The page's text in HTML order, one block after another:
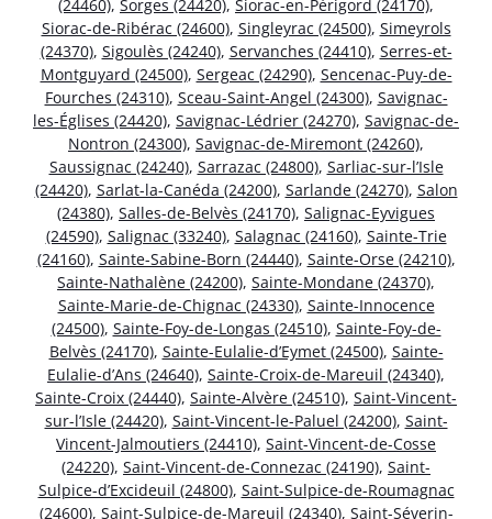
(24460), Sorges (24420), Siorac-en-Périgord (24170),
Siorac-de-Ribérac (24600), Singleyrac (24500), Simeyrols
(24370), Sigoulès (24240), Servanches (24410), Serres-et-
Montguyard (24500), Sergeac (24290), Sencenac-Puy-de-
Fourches (24310), Sceau-Saint-Angel (24300), Savignac-
les-Églises (24420), Savignac-Lédrier (24270), Savignac-de-
Nontron (24300), Savignac-de-Miremont (24260),
Saussignac (24240), Sarrazac (24800), Sarliac-sur-l’Isle
(24420), Sarlat-la-Canéda (24200), Sarlande (24270), Salon
(24380), Salles-de-Belvès (24170), Salignac-Eyvigues
(24590), Salignac (33240), Salagnac (24160), Sainte-Trie
(24160), Sainte-Sabine-Born (24440), Sainte-Orse (24210),
Sainte-Nathalène (24200), Sainte-Mondane (24370),
Sainte-Marie-de-Chignac (24330), Sainte-Innocence
(24500), Sainte-Foy-de-Longas (24510), Sainte-Foy-de-
Belvès (24170), Sainte-Eulalie-d’Eymet (24500), Sainte-
Eulalie-d’Ans (24640), Sainte-Croix-de-Mareuil (24340),
Sainte-Croix (24440), Sainte-Alvère (24510), Saint-Vincent-
sur-l’Isle (24420), Saint-Vincent-le-Paluel (24200), Saint-
Vincent-Jalmoutiers (24410), Saint-Vincent-de-Cosse
(24220), Saint-Vincent-de-Connezac (24190), Saint-
Sulpice-d’Excideuil (24800), Saint-Sulpice-de-Roumagnac
(24600), Saint-Sulpice-de-Mareuil (24340), Saint-Séverin-